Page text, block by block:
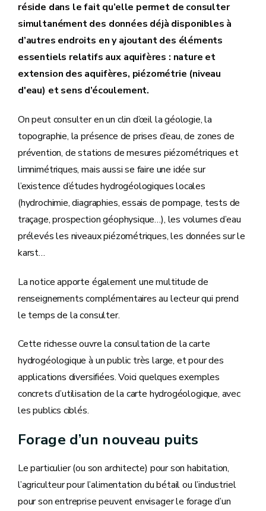
réside dans le fait qu’elle permet de consulter
simultanément des données déjà disponibles à
d’autres endroits en y ajoutant des éléments
essentiels relatifs aux aquifères : nature et
extension des aquifères, piézométrie (niveau
d'eau) et sens d’écoulement.
On peut consulter en un clin d’œil la géologie, la
topographie, la présence de prises d’eau, de zones de
prévention, de stations de mesures piézométriques et
limnimétriques, mais aussi se faire une idée sur
l’existence d’études hydrogéologiques locales
(hydrochimie, diagraphies, essais de pompage, tests de
traçage, prospection géophysique…), les volumes d’eau
prélevés les niveaux piézométriques, les données sur le
karst…
La notice apporte également une multitude de
renseignements complémentaires au lecteur qui prend
le temps de la consulter.
Cette richesse ouvre la consultation de la carte
hydrogéologique à un public très large, et pour des
applications diversifiées. Voici quelques exemples
concrets d’utilisation de la carte hydrogéologique, avec
les publics ciblés.
Forage d’un nouveau puits
Le particulier (ou son architecte) pour son habitation,
l’agriculteur pour l’alimentation du bétail ou l’industriel
pour son entreprise peuvent envisager le forage d’un